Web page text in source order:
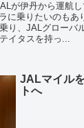
が伊丹から運航
に乗りたいのもあ
り、JALグローバ
イタスを持っ...
JALマイル
トへ